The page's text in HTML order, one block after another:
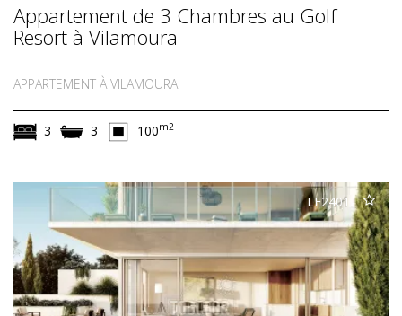
Appartement de 3 Chambres au Golf
Resort à Vilamoura
APPARTEMENT À VILAMOURA
3 3 100m2
LE2401